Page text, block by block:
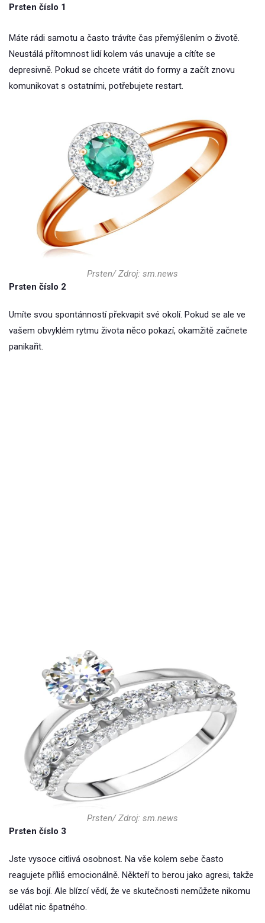
Prsten číslo 1
Máte rádi samotu a často trávíte čas přemýšlením o životě.
Neustálá přítomnost lidí kolem vás unavuje a cítíte se
depresivně. Pokud se chcete vrátit do formy a začít znovu
komunikovat s ostatními, potřebujete restart.
Prsten/ Zdroj: sm.news
Prsten číslo 2
Umíte svou spontánností překvapit své okolí. Pokud se ale ve
vašem obvyklém rytmu života něco pokazí, okamžitě začnete
panikařit.
Prsten/ Zdroj: sm.news
Prsten číslo 3
Jste vysoce citlivá osobnost. Na vše kolem sebe často
reagujete příliš emocionálně. Někteří to berou jako agresi, takže
se vás bojí. Ale blízcí vědí, že ve skutečnosti nemůžete nikomu
udělat nic špatného.